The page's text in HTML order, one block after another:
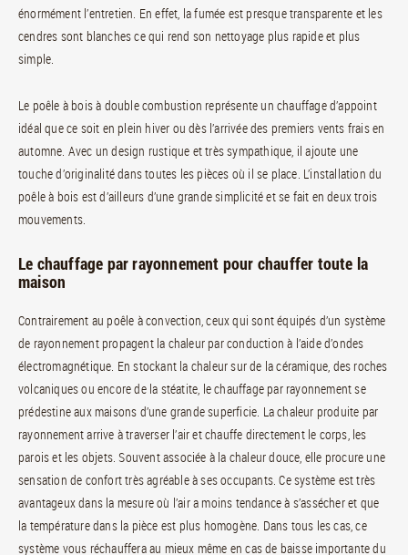
énormément l’entretien. En effet, la fumée est presque transparente et les
cendres sont blanches ce qui rend son nettoyage plus rapide et plus
simple.
Le poêle à bois à double combustion représente un chauffage d’appoint
idéal que ce soit en plein hiver ou dès l’arrivée des premiers vents frais en
automne. Avec un design rustique et très sympathique, il ajoute une
touche d’originalité dans toutes les pièces où il se place. L’installation du
poêle à bois est d’ailleurs d’une grande simplicité et se fait en deux trois
mouvements.
Le chauffage par rayonnement pour chauffer toute la
maison
Contrairement au poêle à convection, ceux qui sont équipés d’un système
de rayonnement propagent la chaleur par conduction à l’aide d’ondes
électromagnétique. En stockant la chaleur sur de la céramique, des roches
volcaniques ou encore de la stéatite, le chauffage par rayonnement se
prédestine aux maisons d’une grande superficie. La chaleur produite par
rayonnement arrive à traverser l’air et chauffe directement le corps, les
parois et les objets. Souvent associée à la chaleur douce, elle procure une
sensation de confort très agréable à ses occupants. Ce système est très
avantageux dans la mesure où l’air a moins tendance à s’assécher et que
la température dans la pièce est plus homogène. Dans tous les cas, ce
système vous réchauffera au mieux même en cas de baisse importante du